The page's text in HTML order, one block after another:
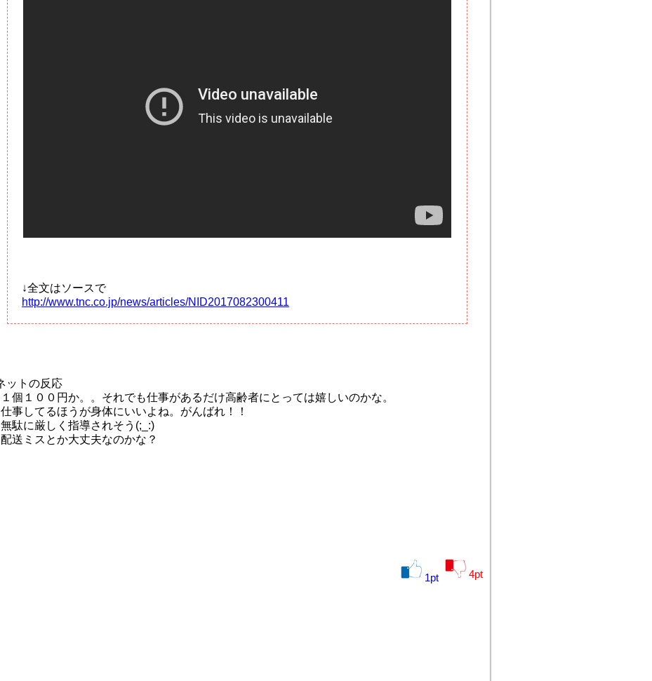
↓全文はソースで
http://www.tnc.co.jp/news/articles/NID2017082300411
ットの反応
１個１００円か。。それでも仕事があるだけ高齢者にとっては嬉しいのかな。
仕事してるほうが身体にいいよね。がんばれ！！
無駄に厳しく指導されそう(;_:)
配送ミスとか大丈夫なのかな？
1pt 4pt